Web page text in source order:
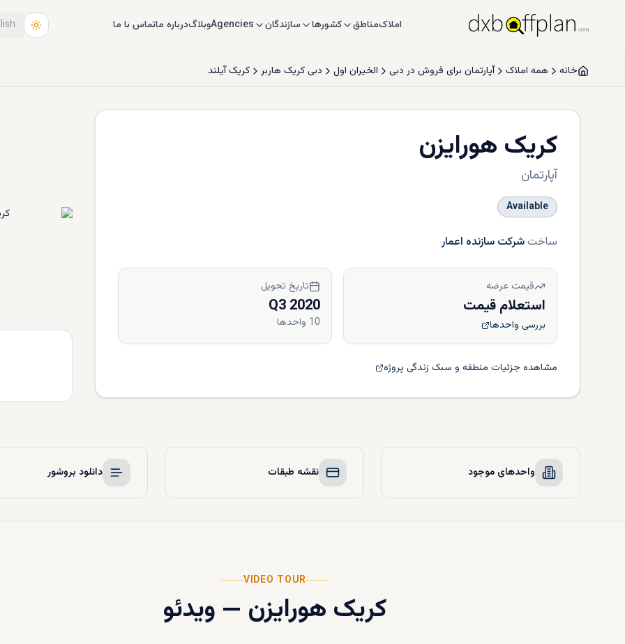
املاکمناطق کشورها سازندگان Agenciesوبلاگدرباره ماتماس با ما
خانه همه املاک آپارتمان برای فروش در دبی الخیران اول دبی کریک هاربر کریک آیلند
کریک هورایزن
آپارتمان
Available
ساختشرکت سازنده اعمار
قیمت عرضه
استعلام قیمت
بررسی واحدها
تاریخ تحویل
Q3 2020
10 واحدها
مشاهده جزئیات منطقه و سبک زندگی پروژه
واحدهای موجود نقشه طبقات دانلود بروشور
VIDEO TOUR
کریک هورایزن — ویدئو